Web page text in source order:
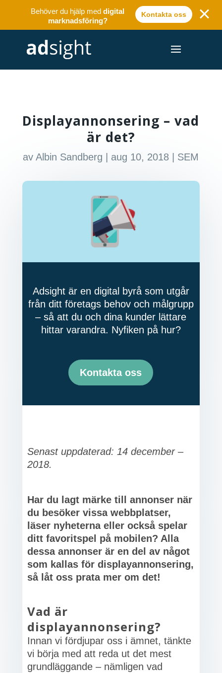
Behöver du hjälp meddigital
marknadsföring?
Kontakta oss
Displayannonsering – vad
är det?
avAlbin Sandberg aug 10, 2018 SEM
Adsight är en digital byrå som utgår
från ditt företags behov och målgrupp
– så att du och dina kunder lättare
hittar varandra. Nyfiken på hur?
Kontakta oss
Senast uppdaterad: 14 december –
2018.
Har du lagt märke till annonser när
du besöker vissa webbplatser,
läser nyheterna eller också spelar
ditt favoritspel på mobilen? Alla
dessa annonser är en del av något
som kallas för displayannonsering,
så låt oss prata mer om det!
Vad är
displayannonsering?
Innan vi fördjupar oss i ämnet, tänkte
vi börja med att reda ut det mest
grundläggande – nämligen vad